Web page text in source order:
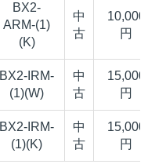
BX2-
ARM-(1)
(K)
中
古
10,000
円
BX2-IRM-
(1)(W)
中
古
15,000
円
BX2-IRM-
(1)(K)
中
古
15,000
円